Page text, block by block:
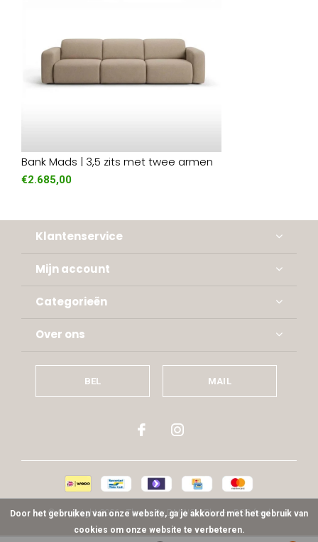
Bank Mads | 3,5 zits met twee armen
€2.685,00
Klantenservice
Mijn account
Categorieën
Over ons
BEL MAIL
© Copyright2026- Theme ByDMWSxPlus+ -RSS-feed
Door het gebruiken van onze website, ga je akkoord met het gebruik van
cookies om onze website te verbeteren.